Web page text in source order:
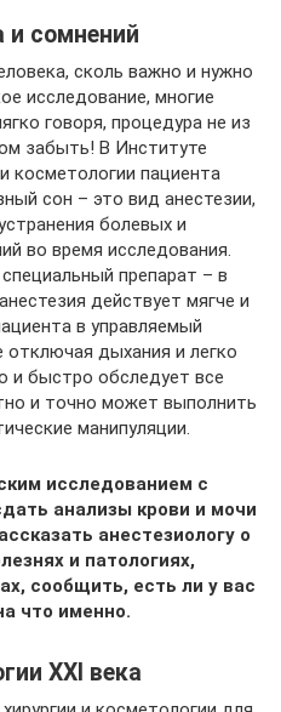
и сомнений
сколь важно и нужно
исследование, многие
говоря, процедура не из
забыть! В Институте
косметологии пациента
сон – это вид анестезии,
болевых и
во время исследования.
препарат – в
действует мягче и
в управляемый
дыхания и легко
и быстро обследует все
и точно может выполнить
манипуляции.
исследованием с
анализы крови и мочи
анестезиологу о
и патологиях,
сообщить, есть ли у вас
что именно.
ХХI века